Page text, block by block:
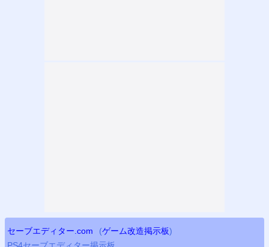
セーブエディター.com (ゲーム改造掲示板)
PS4セーブエディター掲示板